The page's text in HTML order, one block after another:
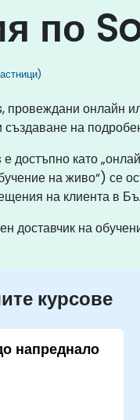
по
онлайн
на
достъпно като
на живо“) се
на клиента в
доставчик на
курсове
напреднало